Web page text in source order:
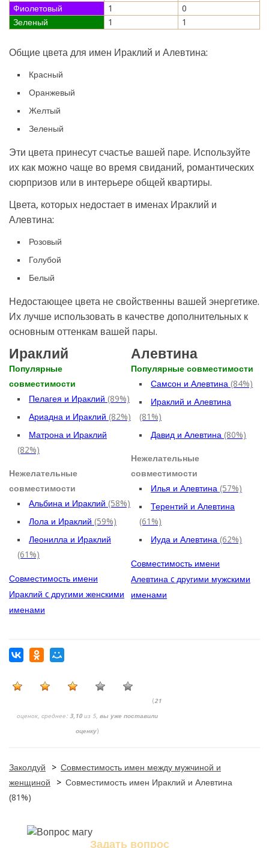
Фиолетовый
1
0
Зеленый
1 1
Общие цвета для имен Ираклий и Алевтина:
Красный
Оранжевый
Желтый
Зеленый
Эти цвета принесут счастье вашей паре. Используйте
их как можно чаще во время свиданий, романтических
сюрпризов или в интерьере общей квартиры.
Цвета, которых недостает в именах Ираклий и
Алевтина:
Розовый
Голубой
Белый
Недостающее цвета не свойственны вашей энергетике.
Их лучше использовать в качестве дополнительных к
основным оттенкам вашей пары.
Ираклий
Популярные
совместимости
Пелагея и Ираклий (89%)
Ариадна и Ираклий (82%)
Матрона и Ираклий
(82%)
Нежелательные
совместимости
Альбина и Ираклий (58%)
Лола и Ираклий (59%)
Леонилла и Ираклий
(61%)
Совместимость имени
Ираклий c другими женскими
именами
Алевтина
Популярные совместимости
Самсон и Алевтина(84%)
Ираклий и Алевтина
(81%)
Давид и Алевтина(80%)
Нежелательные
совместимости
Илья и Алевтина(57%)
Терентий и Алевтина
(61%)
Иуда и Алевтина(62%)
Совместимость имени
Алевтина c другими мужскими
именами
(21
оценок, среднее: 3,10из 5, вы уже поставили
оценку)
Заколдуй > Совместимость имен между мужчиной и
женщиной
> Совместимость имен Ираклий и Алевтина
(81%)
Задать вопрос